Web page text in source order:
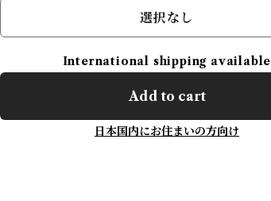
選択なし
International shipping available
Add to cart
日本国内にお住まいの方向け